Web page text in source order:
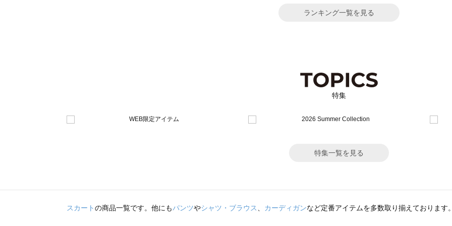
ランキング一覧を見る
特集
特集一覧を見る
スカートの商品一覧です。他にもパンツやシャツ・ブラウス、 カーディガンなど定番アイテムを多数取り揃えております